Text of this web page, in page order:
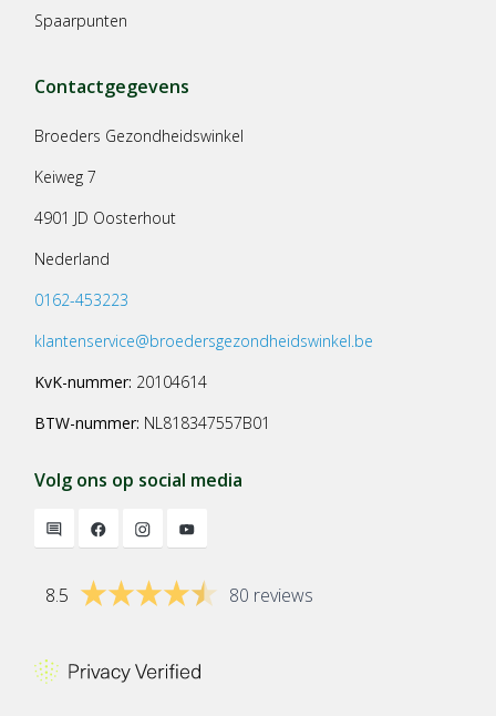
Spaarpunten
Contactgegevens
Broeders Gezondheidswinkel
Keiweg 7
4901 JD Oosterhout
Nederland
0162-453223
klantenservice@broedersgezondheidswinkel.be
KvK-nummer: 20104614
BTW-nummer: NL818347557B01
Volg ons op social media
8.5 80 reviews